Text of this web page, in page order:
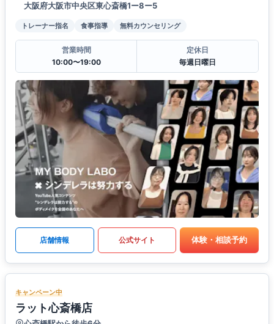
大阪府大阪市中央区東心斎橋1ー8ー5
トレーナー指名 食事指導 無料カウンセリング
営業時間
10:00〜19:00
定休日
毎週日曜日
店舗情報 公式サイト 体験・相談予約
キャンペーン中
ラット心斎橋店